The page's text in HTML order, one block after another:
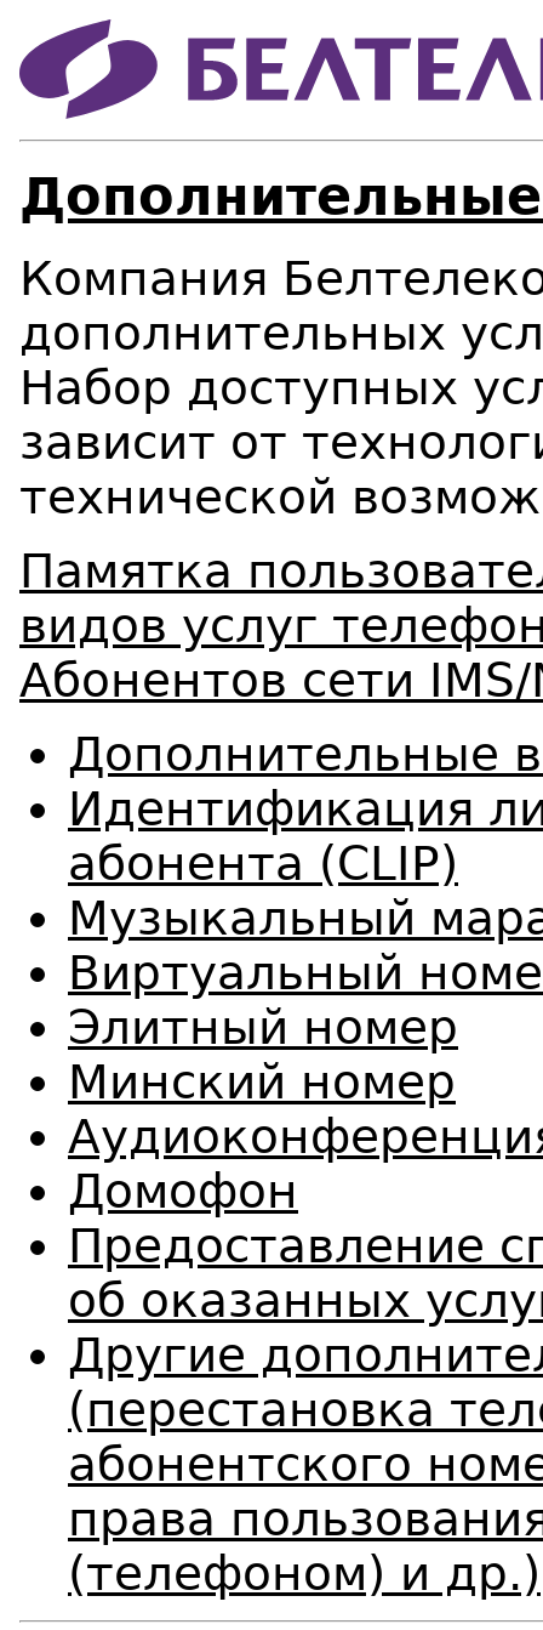
Дополнительные
Компания
дополнительных
Набор доступных
зависит от
технической
Памятка
видов услуг
Абонентов сети
Дополнительные
Идентификация
абонента (CLIP)
Музыкальный
Виртуальный
Элитный номер
Минский номер
Домофон
Предоставление
об оказанных
Другие
(перестановка
абонентского
права
(телефоном) и др.)